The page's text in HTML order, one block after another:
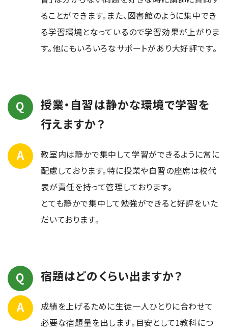
ることができます。また、図書館のように集中でき
る学習環境となっているので学習効果が上がりま
す。他にもいろいろなサポートがあり大好評です。
授業・自習は静かな環境で学習を
行えますか？
教室内は静かで集中して学習ができるように常に
配慮しております。特に授業や自習の座席は校代
表が責任を持って管理しております。
とても静かで集中して勉強ができると好評をいた
だいております。
宿題はどのくらい出ますか？
成績を上げるために生徒一人ひとりに合わせて
必要な宿題量を出します。目安として1教科につ